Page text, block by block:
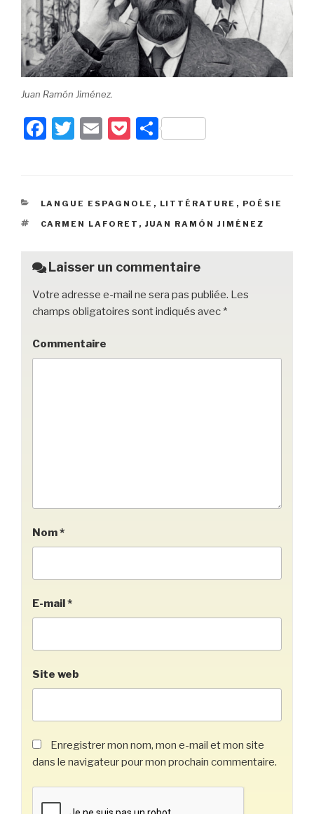
Juan Ramón Jiménez.
F
e
b
o
k
T
er
E
P
k
et
P
g
er
CATÉGORIES
LANGUE ESPAGNOLE , LITTÉRATURE , POÉSIE
ÉTIQUETTES
CARMEN LAFORET , JUAN RAMÓN JIMÉNEZ
Laisser un commentaire
Votre adresse e-mail ne sera pas publiée. Les
champs obligatoires sont indiqués avec *
Commentaire
Nom*
E-mail *
Site web
Enregistrer mon nom, mon e-mail et mon site
dans le navigateur pour mon prochain commentaire.